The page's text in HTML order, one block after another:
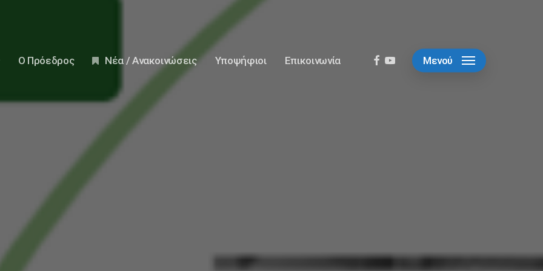
Ο Πρόεδρος Νέα / Ανακοινώσεις Υποψήφιοι Επικοινωνία facebook
youtube Μενού